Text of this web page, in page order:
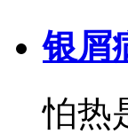
银屑
怕热